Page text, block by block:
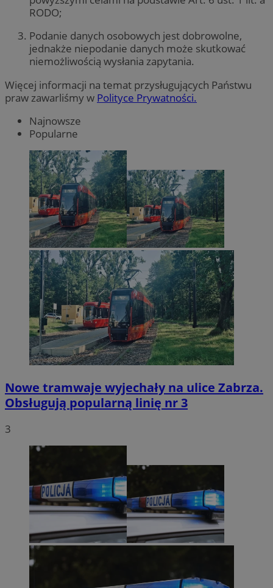
RODO;
Podanie danych osobowych jest dobrowolne,
jednakże niepodanie danych może skutkować
niemożliwością wysłania zapytania.
Więcej informacji na temat przysługujących Państwu
praw zawarliśmy w Polityce Prywatności.
Najnowsze
Popularne
Nowe tramwaje wyjechały na ulice Zabrza.
Obsługują popularną linię nr 3
3